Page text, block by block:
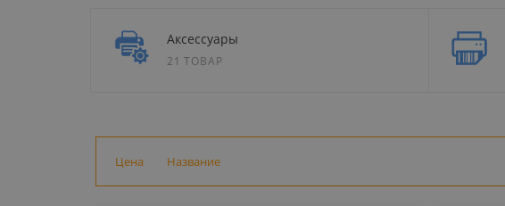
Аксессуары
21 ТОВАР
Цена Название